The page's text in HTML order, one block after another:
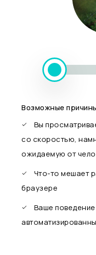
Возможные
Вы
со скоростью,
ожидаемую от
Что-то мешает
браузере
Ваше